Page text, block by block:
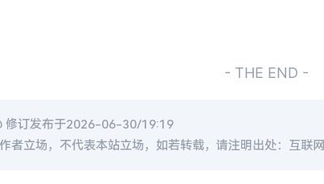
- THE END -
修订发布于2026-06-30/19:19
者立场，不代表本站立场，如若转载，请注明出处：互联网